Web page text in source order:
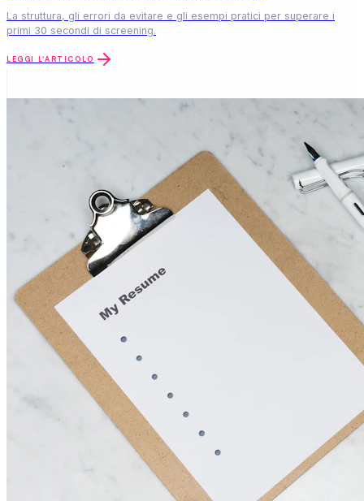
La struttura, gli errori da evitare e gli esempi pratici per superare i
primi 30 secondi di screening.
LEGGI L'ARTICOLO